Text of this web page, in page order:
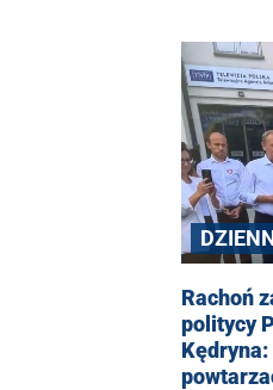
Rachoń
politycy